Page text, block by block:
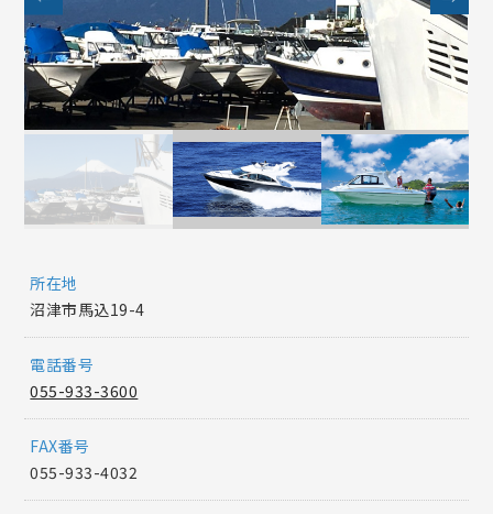
所在地
沼津市馬込19-4
電話番号
055-933-3600
FAX番号
055-933-4032